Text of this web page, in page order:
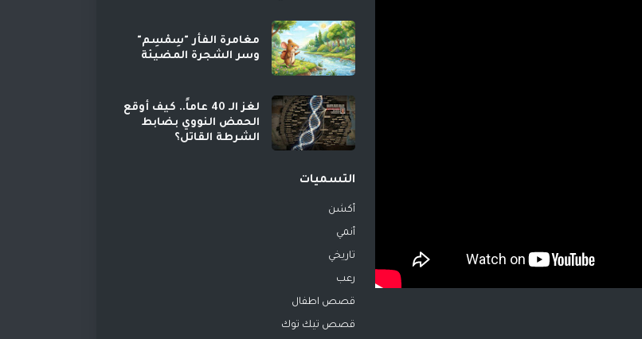
مغامرة الفأر "سِمْسِم"
وسر الشجرة المضيئة
لغز الـ 40 عاماً.. كيف أوقع
الحمض النووي بضابط
الشرطة القاتل؟
التسميات
أكشن
أنمي
تاريخي
رعب
قصص اطفال
قصص تيك توك